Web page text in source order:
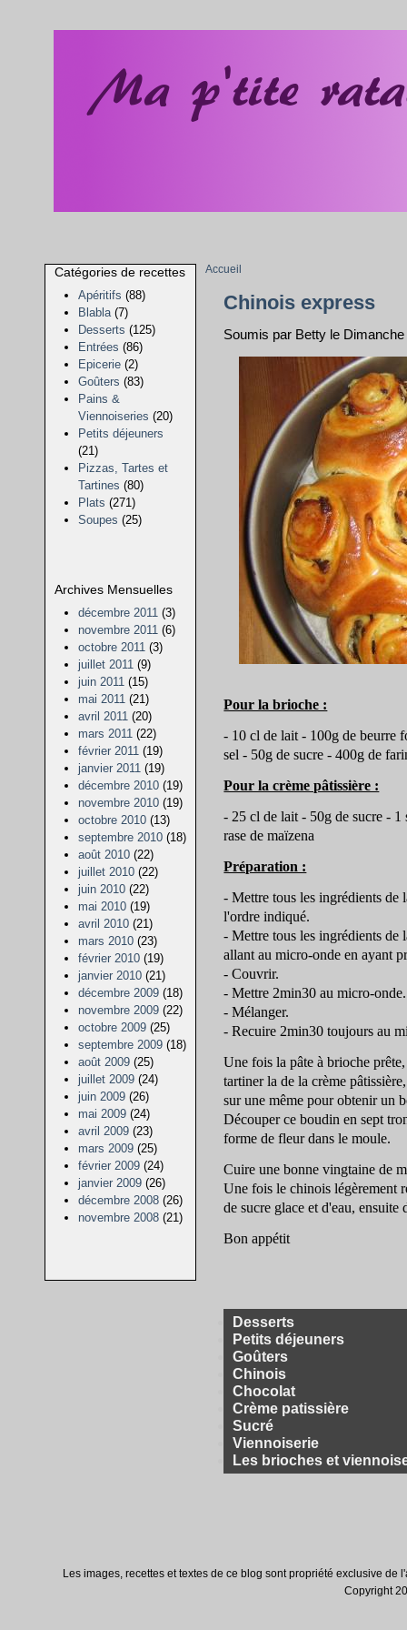
Catégories de recettes
Apéritifs (88)
Blabla (7)
Desserts (125)
Entrées (86)
Epicerie (2)
Goûters (83)
Pains &
Viennoiseries (20)
Petits déjeuners
(21)
Pizzas, Tartes et
Tartines (80)
Plats (271)
Soupes (25)
Archives Mensuelles
décembre 2011 (3)
novembre 2011 (6)
octobre 2011 (3)
juillet 2011 (9)
juin 2011 (15)
mai 2011 (21)
avril 2011 (20)
mars 2011 (22)
février 2011 (19)
janvier 2011 (19)
décembre 2010 (19)
novembre 2010 (19)
octobre 2010 (13)
septembre 2010 (18)
août 2010 (22)
juillet 2010 (22)
juin 2010 (22)
mai 2010 (19)
avril 2010 (21)
mars 2010 (23)
février 2010 (19)
janvier 2010 (21)
décembre 2009 (18)
novembre 2009 (22)
octobre 2009 (25)
septembre 2009 (18)
août 2009 (25)
juillet 2009 (24)
juin 2009 (26)
mai 2009 (24)
avril 2009 (23)
mars 2009 (25)
février 2009 (24)
janvier 2009 (26)
décembre 2008 (26)
novembre 2008 (21)
Accueil
Chinois express
Soumis par Betty le
Pour la brioche :
- 10 cl de lait - 100g de beurre
sel - 50g de sucre - 400g de
Pour la crème pâtissière :
- 25 cl de lait - 50g de sucre - 1
rase de maïzena
Préparation :
- Mettre tous les ingrédients de
l'ordre indiqué.
- Mettre tous les ingrédients de
allant au micro-onde en ayant
- Couvrir.
- Mettre 2min30 au micro-onde.
- Mélanger.
- Recuire 2min30 toujours au
Une fois la pâte à brioche
tartiner la de la crème
sur une même pour obtenir un
Découper ce boudin en sept
forme de fleur dans le moule.
Cuire une bonne vingtaine de
Une fois le chinois légèrement
de sucre glace et d'eau, ensuite
Bon appétit
Desserts
Petits déjeuners
Goûters
Chinois
Chocolat
Crème patissière
Sucré
Viennoiserie
Les brioches et
Les images, recettes et textes de ce blog sont propriété exclusive
Copyright